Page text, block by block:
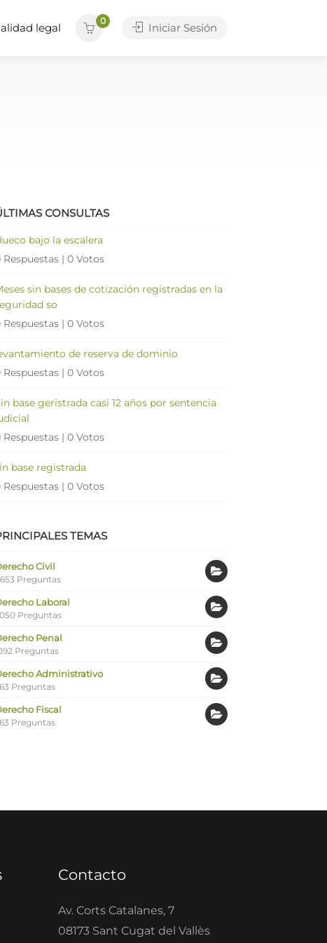
legal
0
Iniciar Sesión
CONSULTAS
bajo la escalera
Respuestas | 0 Votos
sin bases de cotización registradas en la
so
Respuestas | 0 Votos
de reserva de dominio
Respuestas | 0 Votos
base geristrada casi 12 años por sentencia
Respuestas | 0 Votos
base registrada
Respuestas | 0 Votos
TEMAS
Civil
Preguntas
Laboral
Preguntas
Penal
Preguntas
Administrativo
Preguntas
Fiscal
Preguntas
Contacto
Av. Corts Catalanes, 7
08173 Sant Cugat del Vallès